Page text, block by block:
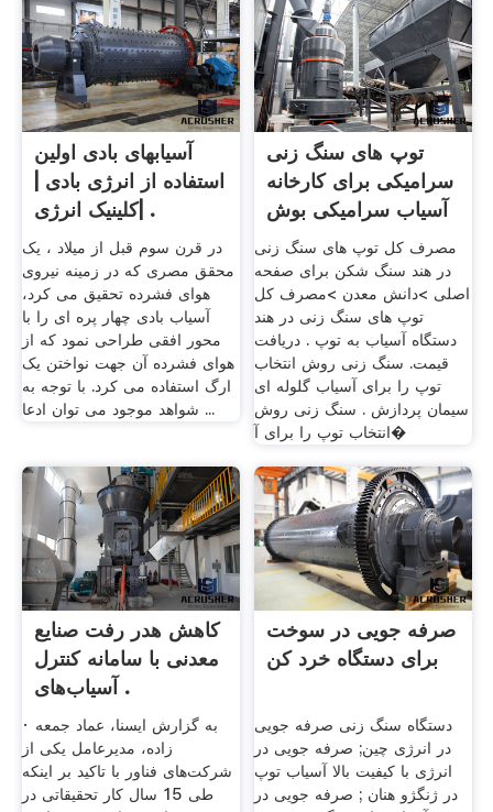
آسیابهای بادی اولین
استفاده از انرژی بادی |
کلینیک انرژی| .
در قرن سوم قبل از میلاد ، یک
محقق مصری که در زمینه نیروی
هوای فشرده تحقیق می کرد،
آسیاب بادی چهار پره ای را با
محور افقی طراحی نمود که از
هوای فشرده آن جهت نواختن یک
ارگ استفاده می کرد. با توجه به
شواهد موجود می توان ادعا ...
توپ های سنگ زنی
سرامیکی برای کارخانه
آسیاب سرامیکی بوش
مصرف کل توپ های سنگ زنی
در هند سنگ شکن برای صفحه
اصلی >دانش معدن >مصرف کل
توپ های سنگ زنی در هند
دستگاه آسیاب به توپ . دریافت
قیمت. سنگ زنی روش انتخاب
توپ را برای آسیاب گلوله ای
سیمان پردازش . سنگ زنی روش
انتخاب توپ را برای آ�
کاهش هدر رفت صنایع
معدنی با سامانه کنترل
آسیاب‌های .
· به گزارش ایسنا، عماد جمعه
زاده، مدیرعامل یکی از
شرکت‌های فناور با تاکید بر اینکه
طی 15 سال کار تحقیقاتی در
صرفه جویی در سوخت
برای دستگاه خرد کن
دستگاه سنگ زنی صرفه جویی
در انرژی چین; صرفه جویی در
انرژی با کیفیت بالا آسیاب توپ
در ژنگژو هنان ; صرفه جویی در